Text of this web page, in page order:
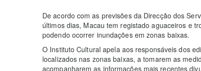
De acordo com as previsões da Direcção dos
últimos dias, Macau tem registado aguaceiros e
podendo ocorrer inundações em zonas baixas.
O Instituto Cultural apela aos responsáveis dos
localizados nas zonas baixas, a tomarem as
acompanharem as informações mais recentes